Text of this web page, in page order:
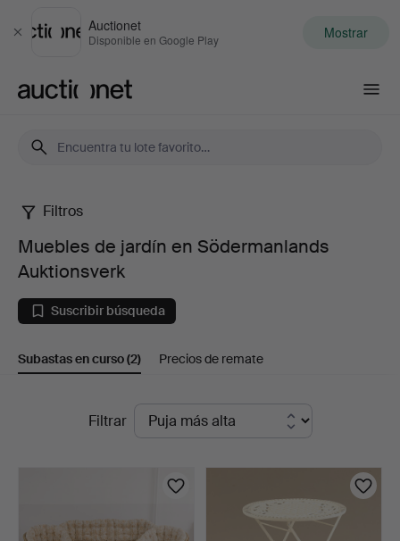
Cerrar
Auctionet
Disponible en Google Play Mostrar
Muebles
de
jardín
en
Auktionsverk
Filtros
Muebles de jardín en Södermanlands
Auktionsverk
Suscribir búsqueda
Subastas en curso(2) Precios de remate
SubastasFiltrar